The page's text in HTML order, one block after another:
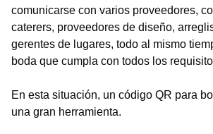
comunicarse con varios proveedores,
caterers, proveedores de diseño,
gerentes de lugares, todo al mismo
boda que cumpla con todos los
En esta situación, un código QR para
una gran herramienta.